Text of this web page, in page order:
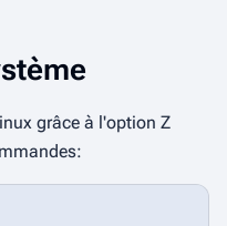
grâce à l'option Z